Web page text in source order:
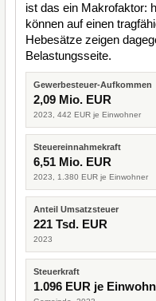
ist das ein Makrofaktor:
können auf einen
Hebesätze zeigen
Belastungsseite.
Gewerbesteuer-Aufkommen
2,09 Mio. EUR
2023, 442 EUR je Einwohner
Steuereinnahmekraft
6,51 Mio. EUR
2023, 1.380 EUR je Einwohner
Anteil Umsatzsteuer
221 Tsd. EUR
2023
Steuerkraft
1.096 EUR je